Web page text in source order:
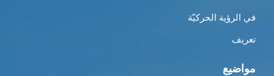
في الرؤية الحركيّة
تعريف
مواضيع